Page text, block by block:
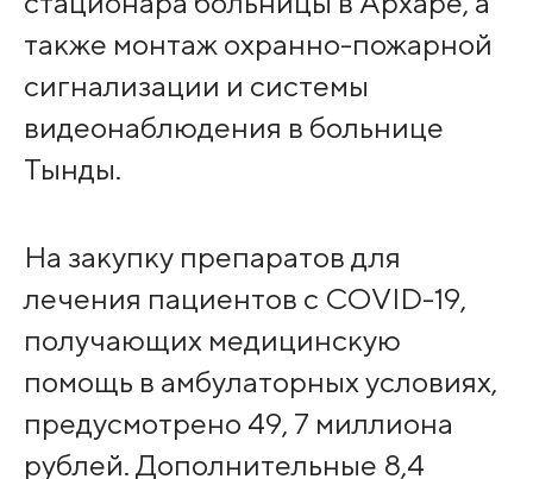
также монтаж охранно-пожарной
сигнализации и системы
видеонаблюдения в больнице
Тынды.
На закупку препаратов для
лечения пациентов с COVID-19,
получающих медицинскую
помощь в амбулаторных условиях,
предусмотрено 49, 7 миллиона
рублей. Дополнительные 8,4